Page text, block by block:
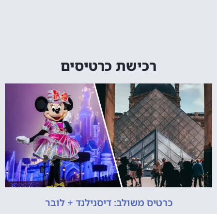
רכישת כרטיסים
כרטיס משולב: דיסנילנד + לובר